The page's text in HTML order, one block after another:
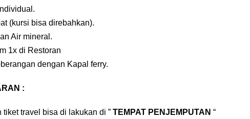
.
(kursi bisa direbahkan).
Air mineral.
1x di Restoran
dengan Kapal ferry.
:
tiket travel bisa di lakukan di ” TEMPAT PENJEMPUTAN “